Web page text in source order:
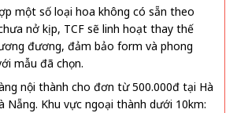
một số loại hoa không có sẵn theo
nở kịp, TCF sẽ linh hoạt thay thế
đương, đảm bảo form và phong
mẫu đã chọn.
nội thành cho đơn từ 500.000đ tại Hà
Nẵng. Khu vực ngoại thành dưới 10km: